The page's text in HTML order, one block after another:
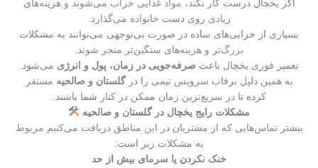
اگر یخچال درست کار نکند، مواد غذایی خراب می‌شوند و هزینه‌های
زیادی روی دست خانواده می‌گذارد.
بسیاری از خرابی‌های ساده در صورت بی‌توجهی می‌توانند به مشکلات
بزرگ‌تر و هزینه‌های سنگین‌تر منجر شوند.
تعمیر فوری یخچال باعث صرفه‌جویی در زمان، پول و انرژی می‌شود.
به همین دلیل برفاب سرویس تیمی را درگلستان و صالحیه مستقر
کرده تا در سریع‌ترین زمان ممکن در کنار شما باشند.
مشکلات رایج یخچال در گلستان و صالحیه
بیشتر تماس‌هایی که از مشتریان در این مناطق دریافت می‌کنیم مربوط
به مشکلات زیر است:
خنک نکردن یا سرمای بیش از حد